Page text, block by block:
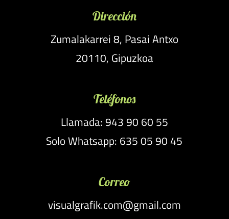
Dirección
Zumalakarrei 8, Pasai Antxo
20110, Gipuzkoa
Teléfonos
Llamada: 943 90 60 55
Solo Whatsapp: 635 05 90 45
Correo
visualgrafik.com@gmail.com